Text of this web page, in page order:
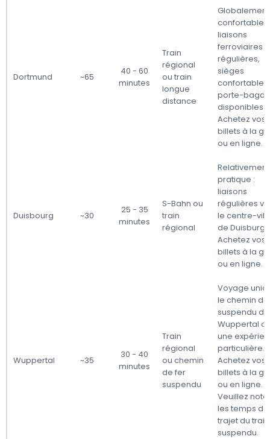
Dortmund ~65
40 - 60
minutes
Train
régional
ou train
longue
distance
Globalement
confortable :
liaisons
ferroviaires
régulières,
sièges
confortables,
porte-
disponibles.
Achetez vos
billets à la
ou en ligne.
Duisbourg ~30
25 - 35
minutes
S-Bahn ou
train
régional
Relativement
pratique :
liaisons
régulières
le centre-
de Duisburg.
Achetez vos
billets à la
ou en ligne.
Wuppertal ~35
30 - 40
minutes
Train
régional
ou chemin
de fer
suspendu
Voyage
le chemin
suspendu de
Wuppertal
une
particulière.
Achetez vos
billets à la
ou en ligne.
Veuillez
les temps de
trajet du train
suspendu.